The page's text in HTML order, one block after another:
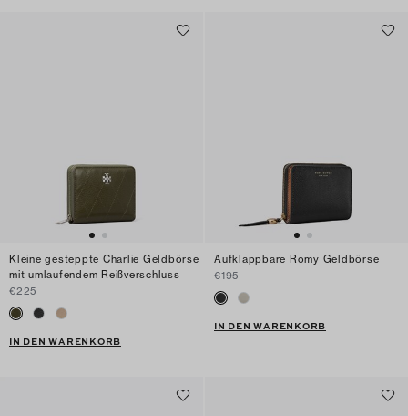
Kleine gesteppte Charlie Geldbörse
mit umlaufendem Reißverschluss
€225
IN DEN WARENKORB
Aufklappbare Romy Geldbörse
€195
IN DEN WARENKORB